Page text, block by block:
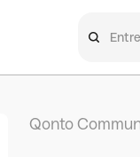
Qonto